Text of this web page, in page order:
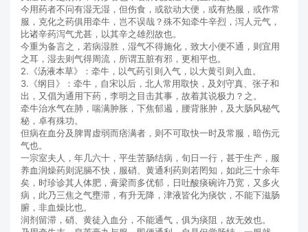
今用药者不问有湿无湿，但伤食，或欲动大便，或有热服，或作常
服，克化之药俱用牵牛，岂不误哉？殊不知牵牛辛烈，泻人元气，
比诸辛药泻气尤甚，以其辛之雄烈故也。
今重为备言之，若病湿胜，湿气不得施化，致大小便不通，则宜用
之耳，湿去则气得周流，所谓五脏有邪，更相平也。
2.《汤液本草》：牵牛，以气药引则入气，以大黄引则入血。
3.《纲目》：牵牛，自宋以后，北人常用取快，及刘守真、张子和
出，又倡为通用下药，李明之目击其事，故着其说极力？之。
牵牛治水气在肺，喘满肿胀，下焦郁遏，腰背胀肿，及大肠风秘气
秘，卓有殊功。
但病在血分及脾胃虚弱而痞满者，则不可取快一时及常服，暗伤元
气也。
一宗室夫人，年几六十，平生苦肠结病，旬日一行，甚于生产，服
养血润燥药则泥膈不快，服硝、黄通利药则若罔知，如此三十余年
矣，时珍诊其人体肥，膏梁而多优郁，日吐酸痰碗许乃宽，又多火
病，此乃三焦之气壅滞，有升无降，津液皆化为痰饮，不能下滋肠
腑，非血燥比也。
润剂留滞，硝、黄徒入血分，不能通气，俱为痰阻，故无效也。